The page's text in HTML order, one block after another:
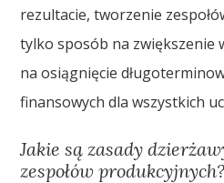
rezultacie, tworzenie
tylko sposób na zwiększenie
na osiągnięcie
finansowych dla wszystkich
Jakie są zasady
zespołów produkcyjnych?